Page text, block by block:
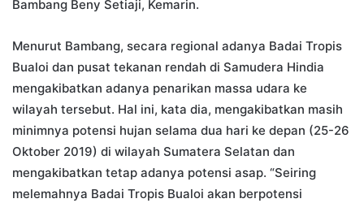
Bambang Beny Setiaji, Kemarin.
Menurut Bambang, secara regional adanya Badai Tropis
Bualoi dan pusat tekanan rendah di Samudera Hindia
mengakibatkan adanya penarikan massa udara ke
wilayah tersebut. Hal ini, kata dia, mengakibatkan masih
minimnya potensi hujan selama dua hari ke depan (25-26
Oktober 2019) di wilayah Sumatera Selatan dan
mengakibatkan tetap adanya potensi asap. “Seiring
melemahnya Badai Tropis Bualoi akan berpotensi